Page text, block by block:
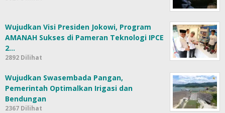
Wujudkan Visi Presiden Jokowi, Program
AMANAH Sukses di Pameran Teknologi IPCE
2…
2892 Dilihat
Wujudkan Swasembada Pangan,
Pemerintah Optimalkan Irigasi dan
Bendungan
2367 Dilihat